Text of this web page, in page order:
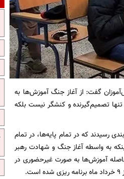
گفت: از آغاز جنگ آموزش‌ها به
تصمیم‌گیرنده و کنشگر نیست بلکه
رسیدند که در تمام پایه‌ها، در تمام
به واسطه آغاز جنگ و شهادت رهبر
آموزش‌ها به صورت غیرحضوری در